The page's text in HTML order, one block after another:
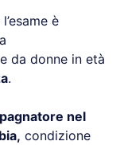
è
da donne in età
.
nel
condizione